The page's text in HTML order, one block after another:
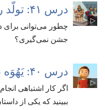
درس ۴۱:‏ تولّد را جشن می‌گیریم؟‏
چطور می‌توانی برای
جشن نمی‌گیری؟‏
درس ۴۰:‏ یَهُوَه بخشنده است
اگر کار اشتباهی
ببینید که یکی از